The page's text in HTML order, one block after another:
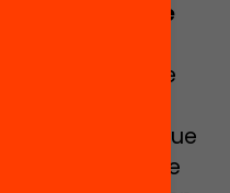
programa de
en el resto de
del
docente, sino que
continuo que